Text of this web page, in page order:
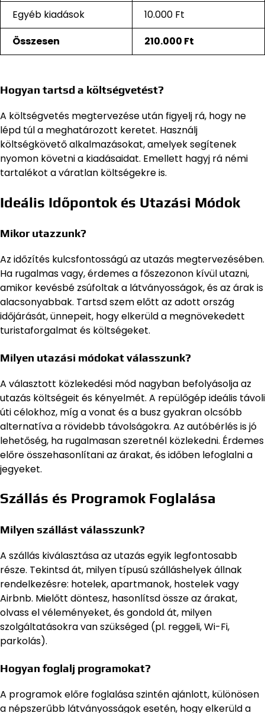
Egyéb kiadások
10.000 Ft
Összesen
210.000 Ft
Hogyan tartsd a költségvetést?
A költségvetés megtervezése után figyelj rá, hogy ne
lépd túl a meghatározott keretet. Használj
költségkövető alkalmazásokat, amelyek segítenek
nyomon követni a kiadásaidat. Emellett hagyj rá némi
tartalékot a váratlan költségekre is.
Ideális Időpontok és Utazási Módok
Mikor utazzunk?
Az időzítés kulcsfontosságú az utazás megtervezésében.
Ha rugalmas vagy, érdemes a főszezonon kívül utazni,
amikor kevésbé zsúfoltak a látványosságok, és az árak is
alacsonyabbak. Tartsd szem előtt az adott ország
időjárását, ünnepeit, hogy elkerüld a megnövekedett
turistaforgalmat és költségeket.
Milyen utazási módokat válasszunk?
A választott közlekedési mód nagyban befolyásolja az
utazás költségeit és kényelmét. A repülőgép ideális távoli
úti célokhoz, míg a vonat és a busz gyakran olcsóbb
alternatíva a rövidebb távolságokra. Az autóbérlés is jó
lehetőség, ha rugalmasan szeretnél közlekedni. Érdemes
előre összehasonlítani az árakat, és időben lefoglalni a
jegyeket.
Szállás és Programok Foglalása
Milyen szállást válasszunk?
A szállás kiválasztása az utazás egyik legfontosabb
része. Tekintsd át, milyen típusú szálláshelyek állnak
rendelkezésre: hotelek, apartmanok, hostelek vagy
Airbnb. Mielőtt döntesz, hasonlítsd össze az árakat,
olvass el véleményeket, és gondold át, milyen
szolgáltatásokra van szükséged (pl. reggeli, Wi-Fi,
parkolás).
Hogyan foglalj programokat?
A programok előre foglalása szintén ajánlott, különösen
a népszerűbb látványosságok esetén, hogy elkerüld a